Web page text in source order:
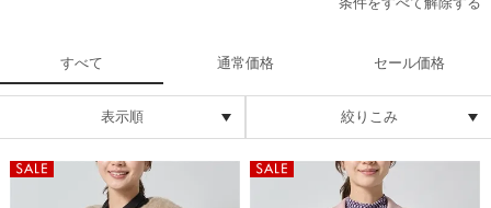
すべて 通常価格 セール価格
表示順 絞りこみ